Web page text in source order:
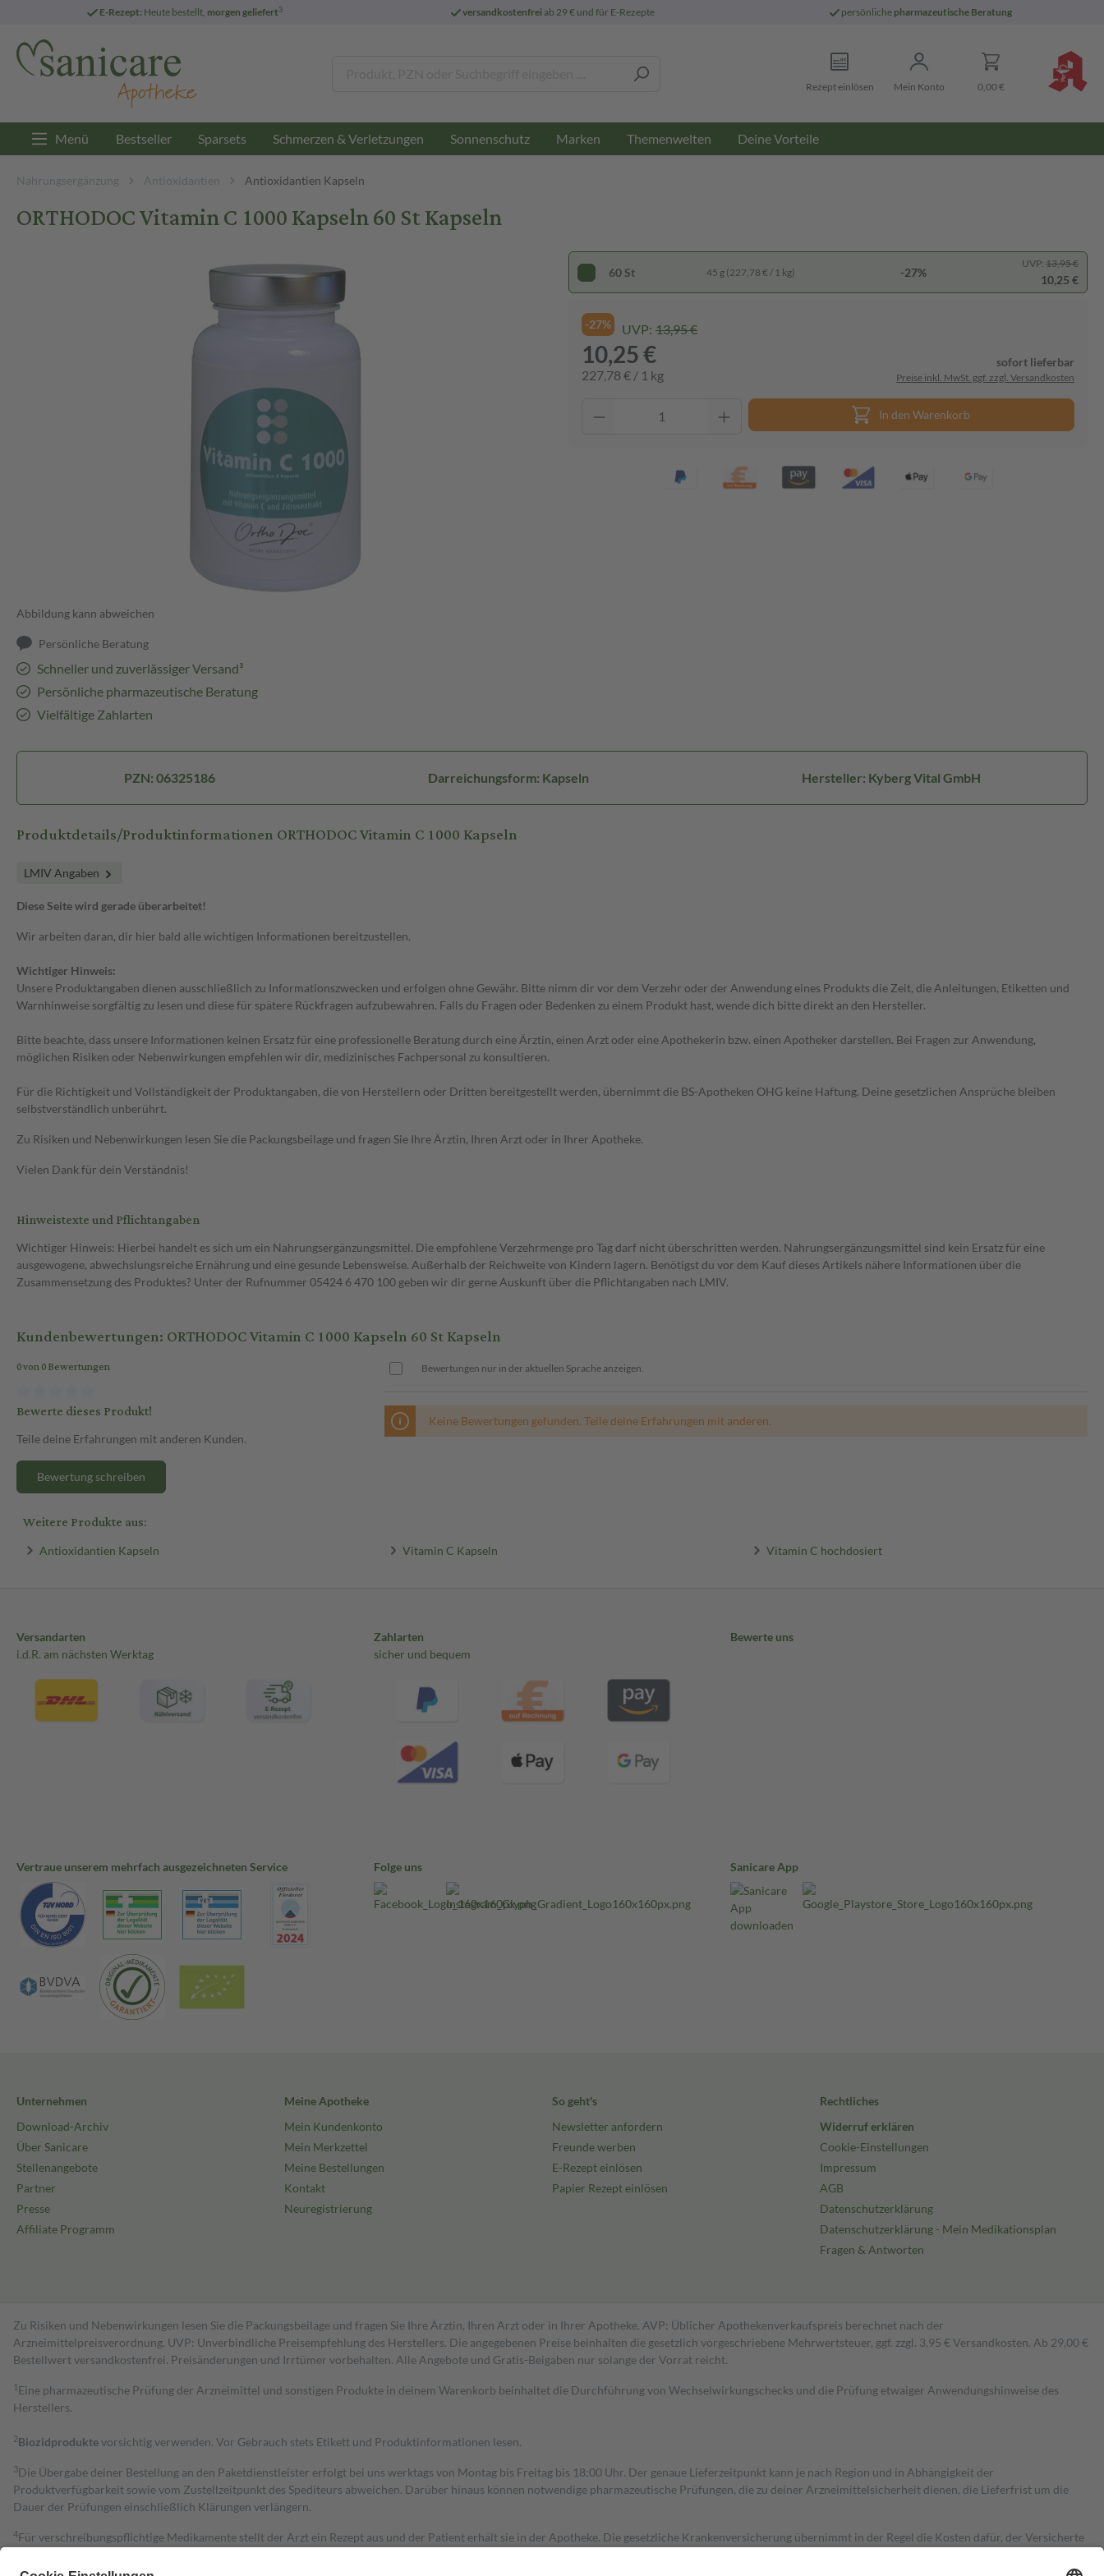
E-Rezept: Heute bestellt, morgen geliefert3 versandkostenfreiab 29 € und für E-Rezepte persönliche pharmazeutische Beratung
Rezept einlösen Mein Konto 0,00 €
Menü Bestseller Sparsets Schmerzen & Verletzungen Sonnenschutz Marken Themenwelten Deine Vorteile
Nahrungsergänzung Antioxidantien Antioxidantien Kapseln
ORTHODOC Vitamin C 1000 Kapseln 60 St Kapseln
Abbildung kann abweichen
Persönliche Beratung
Schneller und zuverlässiger Versand³
Persönliche pharmazeutische Beratung
Vielfältige Zahlarten
60 St 45 g (227,78 € / 1 kg) -27%
UVP: 13,95 €
10,25 €
-27% UVP: 13,95 €
10,25 €
227,78 € / 1 kg
sofort lieferbar
Preise inkl. MwSt. ggf. zzgl. Versandkosten
In den Warenkorb
PZN: 06325186 Darreichungsform: Kapseln Hersteller: Kyberg Vital GmbH
Produktdetails/Produktinformationen ORTHODOC Vitamin C 1000 Kapseln
LMIV Angaben
Diese Seite wird gerade überarbeitet!
Wir arbeiten daran, dir hier bald alle wichtigen Informationen bereitzustellen.
Wichtiger Hinweis:
Unsere Produktangaben dienen ausschließlich zu Informationszwecken und erfolgen ohne Gewähr. Bitte nimm dir vor dem Verzehr oder der Anwendung eines Produkts die Zeit, die Anleitungen, Etiketten und
Warnhinweise sorgfältig zu lesen und diese für spätere Rückfragen aufzubewahren. Falls du Fragen oder Bedenken zu einem Produkt hast, wende dich bitte direkt an den Hersteller.
Bitte beachte, dass unsere Informationen keinen Ersatz für eine professionelle Beratung durch eine Ärztin, einen Arzt oder eine Apothekerin bzw. einen Apotheker darstellen. Bei Fragen zur Anwendung,
möglichen Risiken oder Nebenwirkungen empfehlen wir dir, medizinisches Fachpersonal zu konsultieren.
Für die Richtigkeit und Vollständigkeit der Produktangaben, die von Herstellern oder Dritten bereitgestellt werden, übernimmt die BS-Apotheken OHG keine Haftung. Deine gesetzlichen Ansprüche bleiben
selbstverständlich unberührt.
Zu Risiken und Nebenwirkungen lesen Sie die Packungsbeilage und fragen Sie Ihre Ärztin, Ihren Arzt oder in Ihrer Apotheke.
Vielen Dank für dein Verständnis!
Hinweistexte und Pflichtangaben
Wichtiger Hinweis: Hierbei handelt es sich um ein Nahrungsergänzungsmittel. Die empfohlene Verzehrmenge pro Tag darf nicht überschritten werden. Nahrungsergänzungsmittel sind kein Ersatz für eine
ausgewogene, abwechslungsreiche Ernährung und eine gesunde Lebensweise. Außerhalb der Reichweite von Kindern lagern. Benötigst du vor dem Kauf dieses Artikels nähere Informationen über die
Zusammensetzung des Produktes? Unter der Rufnummer 05424 6 470 100 geben wir dir gerne Auskunft über die Pflichtangaben nach LMIV.
Kundenbewertungen: ORTHODOC Vitamin C 1000 Kapseln 60 St Kapseln
0 von 0 Bewertungen
Bewerte dieses Produkt!
Teile deine Erfahrungen mit anderen Kunden.
Bewertung schreiben
Bewertungen nur in der aktuellen Sprache anzeigen.
Keine Bewertungen gefunden. Teile deine Erfahrungen mit anderen.
Weitere Produkte aus:
Antioxidantien Kapseln Vitamin C Kapseln Vitamin C hochdosiert
Versandarten
i.d.R. am nächsten Werktag
Zahlarten
sicher und bequem
Bewerte uns
Vertraue unserem mehrfach ausgezeichneten Service Folge uns Sanicare App
Unternehmen
Download-Archiv
Über Sanicare
Stellenangebote
Partner
Presse
Affiliate Programm
Meine Apotheke
Mein Kundenkonto
Mein Merkzettel
Meine Bestellungen
Kontakt
Neuregistrierung
So geht's
Newsletter anfordern
Freunde werben
E-Rezept einlösen
Papier Rezept einlösen
Rechtliches
Widerruf erklären
Cookie-Einstellungen
Impressum
AGB
Datenschutzerklärung
Datenschutzerklärung - Mein Medikationsplan
Fragen & Antworten
Zu Risiken und Nebenwirkungen lesen Sie die Packungsbeilage und fragen Sie Ihre Ärztin, Ihren Arzt oder in Ihrer Apotheke. AVP: Üblicher Apothekenverkaufspreis berechnet nach der
Arzneimittelpreisverordnung. UVP: Unverbindliche Preisempfehlung des Herstellers. Die angegebenen Preise beinhalten die gesetzlich vorgeschriebene Mehrwertsteuer, ggf. zzgl. 3,95 € Versandkosten. Ab 29,00 €
Bestell­wert versand­kosten­frei. Preisänderungen und Irrtümer vorbehalten. Alle Angebote und Gratis-Beigaben nur solange der Vorrat reicht.
1 Eine pharmazeutische Prüfung der Arzneimittel und sonstigen Produkte in deinem Warenkorb beinhaltet die Durchführung von Wechselwirkungschecks und die Prüfung etwaiger Anwendungshinweise des
Herstellers.
2Biozidproduktevorsichtig verwenden. Vor Gebrauch stets Etikett und Produktinformationen lesen.
3Die Übergabe deiner Bestellung an den Paketdienstleister erfolgt bei uns werktags von Montag bis Freitag bis 18:00 Uhr. Der genaue Lieferzeitpunkt kann je nach Region und in Abhängigkeit der
Produktverfügbarkeit sowie vom Zustellzeitpunkt des Spediteurs abweichen. Darüber hinaus können notwendige pharmazeutische Prüfungen, die zu deiner Arzneimittelsicherheit dienen, die Lieferfrist um die
Dauer der Prüfungen einschließlich Klärungen verlängern.
4Für verschreibungspflichtige Medikamente stellt der Arzt ein Rezept aus und der Patient erhält sie in der Apotheke. Die gesetzliche Krankenversicherung übernimmt in der Regel die Kosten dafür, der Versicherte
Grundsätzlich leisten Mitglieder Zuzahlungen in Höhe von zehn Prozent des Abgabepreises,
Es sind jedoch nie mehr als die tatsächlichen Kosten der Leistung